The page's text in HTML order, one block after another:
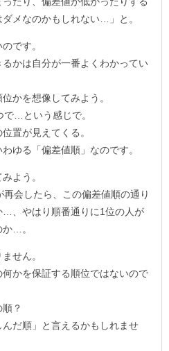
メなのかもしれない…」と。
です。
かは自分が一番よくわかってい
かを想像してみよう。
…という感じで。
置が見えてくる。
ゆる「偏差値順」なのです。
よう。
会したら、この偏差値順の通り
…、やはり順番通りに1位の人が
…。
せん。
かを保証する順位ではないので
？
だ順」と言えるかもしれませ